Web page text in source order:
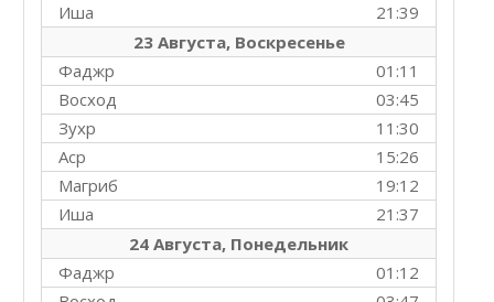
21:39
Иша
23 Августа, Воскресенье
01:11
Фаджр
03:45
Восход
11:30
Зухр
15:26
Аср
19:12
Магриб
21:37
Иша
24 Августа, Понедельник
01:12
Фаджр